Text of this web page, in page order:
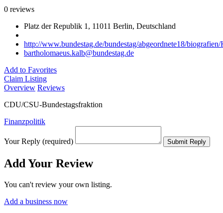
0 reviews
Platz der Republik 1, 11011 Berlin, Deutschland
http://www.bundestag.de/bundestag/abgeordnete18/
bartholomaeus.kalb@bundestag.de
Add to Favorites
Claim Listing
Overview Reviews
CDU/CSU-Bundestagsfraktion
Finanzpolitik
Your Reply (required)
Add Your Review
You can't review your own listing.
Add a business now